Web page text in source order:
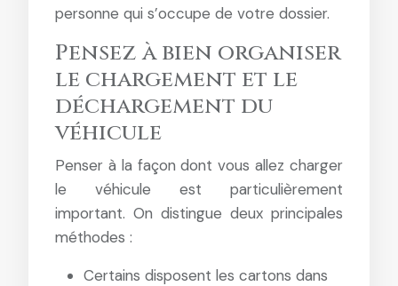
personne qui s’occupe de votre dossier.
Pensez à bien organiser
le chargement et le
déchargement du
véhicule
Penser à la façon dont vous allez charger
le véhicule est particulièrement
important. On distingue deux principales
méthodes :
Certains disposent les cartons dans